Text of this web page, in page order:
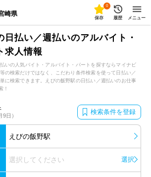
崎県
0
保存 履歴 メニュー
日払い／週払いのアルバイト・
求人情報
いの人気バイト・アルバイト・パートを探すならマイナビ
の検索だけではなく、こだわり条件検索を使って日払い／
に検索できます。えびの飯野駅の日払い／週払いのお仕事
！
9日） 検索条件を登録
えびの飯野駅
選択してください 選択